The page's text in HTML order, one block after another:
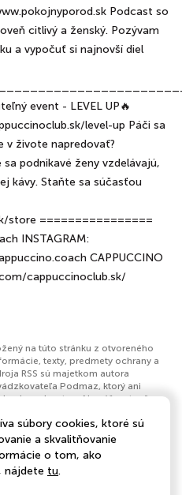
Podcast so
citlivý a ženský. Pozývam
a vypočuť si najnovší diel
event - LEVEL UP🔥
level-up Páči sa
v živote napredovať?
podnikavé ženy vzdelávajú,
kávy. Staňte sa súčasťou
store ================
INSTAGRAM:
CAPPUCCINO
cappuccinoclub.sk/
na túto stránku z otvoreného
texty, predmety ochrany a
RSS sú majetkom autora
Podmaz, ktorý ani
podcastov. Ak máš za to, že
a chceš získať kontrolu nad týmto
súbory cookies, ktoré sú
a skvalitňovanie
o tom, ako
nájdete tu.